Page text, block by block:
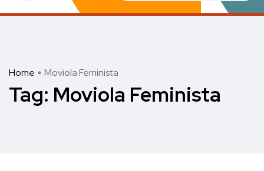
Home Moviola Feminista
Tag: Moviola Feminista